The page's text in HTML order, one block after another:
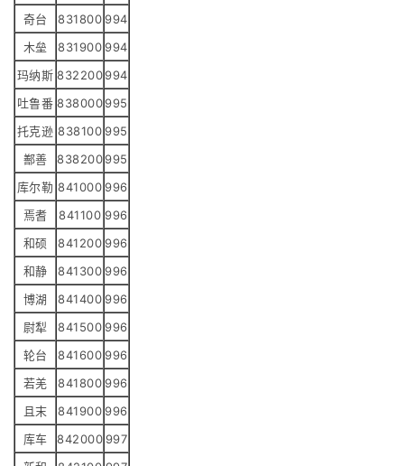
奇台 831800 994
木垒
831900 994
玛纳斯 832200994
吐鲁番 838000995
托克逊 838100 995
鄯善
838200995
库尔勒 841000 996
焉耆
841100 996
和硕
841200 996
和静
841300 996
博湖
841400 996
尉犁
841500 996
轮台
841600 996
若羌
841800 996
且末
841900 996
库车
842000 997